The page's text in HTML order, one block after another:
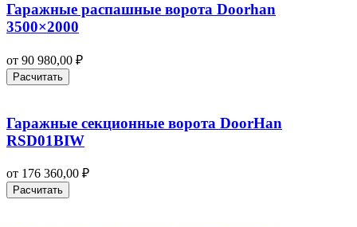
Гаражные распашные ворота Doorhan
3500×2000
от 90 980,00 ₽
Расчитать
Гаражные секционные ворота DoorHan
RSD01BIW
от 176 360,00 ₽
Расчитать